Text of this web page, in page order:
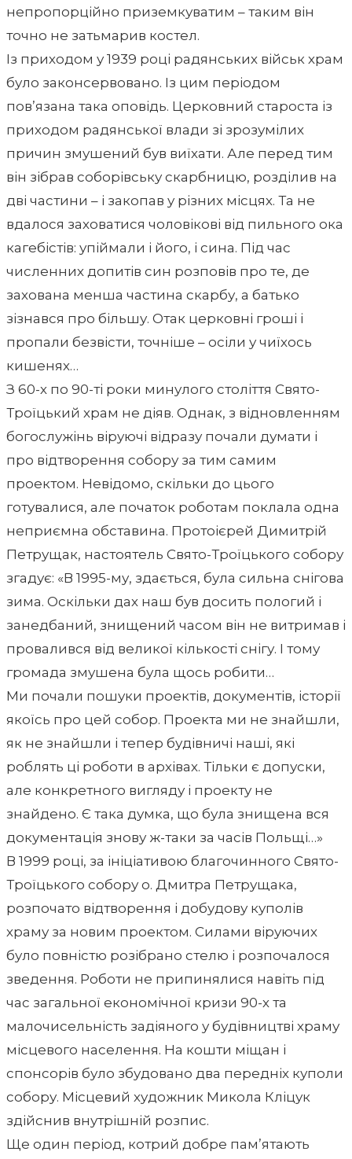
непропорційно приземкуватим – таким він
точно не затьмарив костел.
Із приходом у 1939 році радянських військ храм
було законсервовано. Із цим періодом
пов’язана така оповідь. Церковний староста із
приходом радянської влади зі зрозумілих
причин змушений був виїхати. Але перед тим
він зібрав соборівську скарбницю, розділив на
дві частини – і закопав у різних місцях. Та не
вдалося заховатися чоловікові від пильного ока
кагебістів: упіймали і його, і сина. Під час
численних допитів син розповів про те, де
захована менша частина скарбу, а батько
зізнався про більшу. Отак церковні гроші і
пропали безвісти, точніше – осіли у чиїхось
кишенях…
З 60-х по 90-ті роки минулого століття Свято-
Троїцький храм не діяв. Однак, з відновленням
богослужінь віруючі відразу почали думати і
про відтворення собору за тим самим
проектом. Невідомо, скільки до цього
готувалися, але початок роботам поклала одна
неприємна обставина. Протоієрей Димитрій
Петрущак, настоятель Свято-Троїцького собору
згадує: «В 1995-му, здається, була сильна снігова
зима. Оскільки дах наш був досить пологий і
занедбаний, знищений часом він не витримав і
провалився від великої кількості снігу. І тому
громада змушена була щось робити…
Ми почали пошуки проектів, документів, історії
якоїсь про цей собор. Проекта ми не знайшли,
як не знайшли і тепер будівничі наші, які
роблять ці роботи в архівах. Тільки є допуски,
але конкретного вигляду і проекту не
знайдено. Є така думка, що була знищена вся
документація знову ж-таки за часів Польщі…»
В 1999 році, за ініціативою благочинного Свято-
Троїцького собору о. Дмитра Петрущака,
розпочато відтворення і добудову куполів
храму за новим проектом. Силами віруючих
було повністю розібрано стелю і розпочалося
зведення. Роботи не припинялися навіть під
час загальної економічної кризи 90-х та
малочисельність задіяного у будівництві храму
місцевого населення. На кошти міщан і
спонсорів було збудовано два передніх куполи
собору. Місцевий художник Микола Кліцук
здійснив внутрішній розпис.
Ще один період, котрий добре пам’ятають